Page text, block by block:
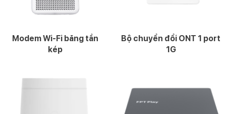
Modem Wi-Fi băng tần
kép
Bộ chuyển đổi ONT 1 port
1G